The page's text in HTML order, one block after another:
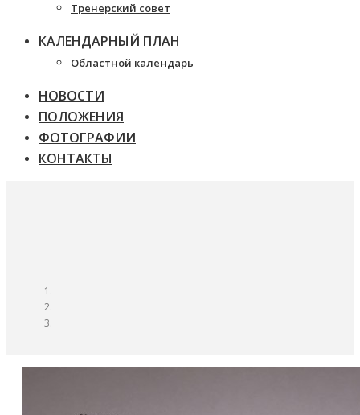
Тренерский совет
КАЛЕНДАРНЫЙ ПЛАН
Областной календарь
НОВОСТИ
ПОЛОЖЕНИЯ
ФОТОГРАФИИ
КОНТАКТЫ